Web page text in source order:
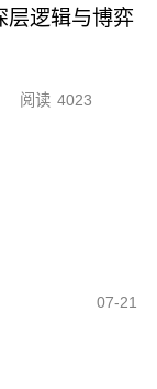
层逻辑与博弈
阅读 4023
07-21